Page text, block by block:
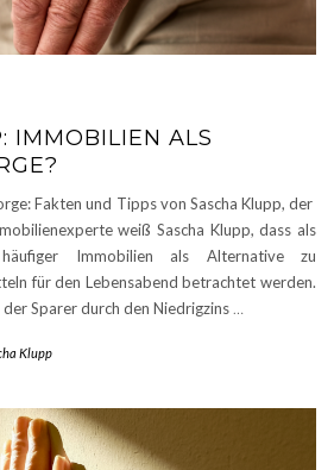
IMMOBILIEN ALS
Fakten und Tipps von Sascha Klupp, der
weiß Sascha Klupp, dass als
Immobilien als Alternative zu
für den Lebensabend betrachtet werden.
Sparer durch den Niedrigzins …
Klupp